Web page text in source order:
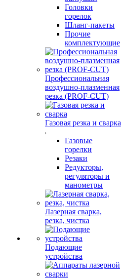
Головки
горелок
Шланг-пакеты
Прочие
комплектующие
Профессиональная
воздушно-плазменная
резка (PROF-CUT)
Газовая резка и сварка
Газовые
горелки
Резаки
Редукторы,
регуляторы и
манометры
Лазерная сварка,
резка, чистка
Подающие
устройства